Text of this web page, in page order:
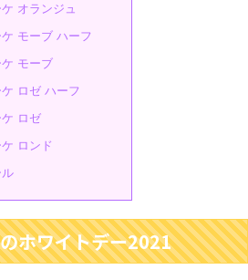
オランジュ
モーブ ハーフ
モーブ
ロゼ ハーフ
ロゼ
ロンド
ホワイトデー2021